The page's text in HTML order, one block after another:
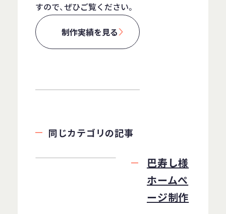
すので、ぜひご覧ください。
制作実績を見る
同じカテゴリの記事
巴寿し様
ホームぺ
ージ制作